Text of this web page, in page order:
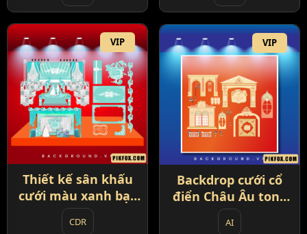
VIP
Thiết kế sân khấu
cưới màu xanh bạc
hà (92)
CDR
VIP
Backdrop cưới cổ
điển Châu Âu tone
vàng kem (93)
AI